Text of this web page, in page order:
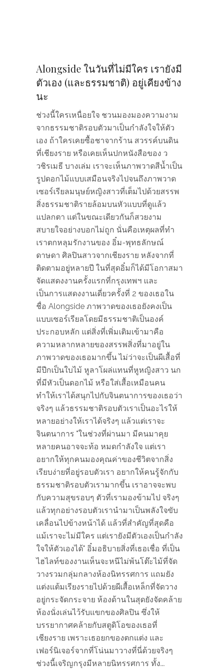
Alongside ในวันที่ไม่มีใคร เรายังมี
ตัวเอง (และธรรมชาติ) อยู่เคียงข้าง
นะ
ช่วงนี้ใครเหนื่อยใจ ชวนมองมองความงาม
จากธรรมชาติรอบตัวมาเป็นกำลังใจให้ตัว
เอง ถ้าใครเคยซื้อชาจากร้าน สวรรค์บนดิน
ที่เชียงราย หรือเคยเห็นปกหนังสือของ ว
วชิรเมธี บางเล่ม เราจะเห็นภาพวาดสีน้ำเป็น
รูปดอกไม้แบบเสมือนจริงไปจนถึงภาพวาด
เซอร์เรียลมนุษย์หญิงสาวที่เต็มไปด้วยสรรพ
สิ่งธรรมชาติรายล้อมบนหัวแบบที่ดูแล้ว
แปลกตา แต่ในขณะเดียวกันก็สวยงาม
สบายใจอย่างบอกไม่ถูก นั่นคือเหตุผลที่ทำ
เราตกหลุมรักงานของ อิ๋ม-พุทธลักษณ์
ดาษดา ศิลปินสาวจากเชียงราย หลังจากที่
ติดตามอยู่หลายปี ในที่สุดอิ๋มก็ได้มีโอกาสมา
จัดแสดงงานครั้งแรกที่กรุงเทพฯ และ
เป็นการแสดงงานเดี่ยวครั้งที่ 2 ของเธอใน
ชื่อ Alongside ภาพวาดของเธอยังคงเป็น
แบบเซอร์เรียลโดยมีธรรมชาติเป็นองค์
ประกอบหลัก แต่สิ่งที่เพิ่มเติมเข้ามาคือ
ความหลากหลายของสรรพสิ่งที่มาอยู่ใน
ภาพวาดของเธอมากขึ้น ไม่ว่าจะเป็นผีเสื้อที่
มีปีกเป็นใบไม้ หูลาโผล่แทนที่หูหญิงสาว นก
ที่มีหัวเป็นดอกไม้ หรือใส่เสื้อเหมือนคน
ทำให้เราได้สนุกไปกับจินตนาการของเธอว่า
จริงๆ แล้วธรรมชาติรอบตัวเราเป็นอะไรให้
หลายอย่างให้เราได้จริงๆ แล้วแต่เราจะ
จินตนาการ "ในช่วงที่ผ่านมา มีคนมาคุย
หลายคนอาจจะท้อ หมดกำลังใจ แต่เรา
อยากให้ทุกคนมองคุณค่าของชีวิตจากสิ่ง
เรียบง่ายที่อยู่รอบตัวเรา อยากให้คนรู้จักกับ
ธรรมชาติรอบตัวเรามากขึ้น เราอาจจะพบ
กับความสุขรอบๆ ตัวที่เรามองข้ามไป จริงๆ
แล้วทุกอย่างรอบตัวเรานำมาเป็นพลังใจขับ
เคลื่อนไปข้างหน้าได้ แล้วที่สำคัญที่สุดคือ
แม้เราจะไม่มีใคร แต่เรายังมีตัวเองเป็นกำลัง
ใจให้ตัวเองได้" อิ๋มอธิบายสิ่งที่เธอเชื่อ ที่เป็น
ไฮไลท์ของงานเห็นจะหนีไม่พ้นโต๊ะไม้ที่จัด
วางรวมกลุ่มกลางห้องนิทรรศการ แถมยัง
แต่งแต้มเรียงรายไปด้วยผีเสื้อเหล็กที่จัดวาง
อยู่กระจัดกระจาย ห้องด้านในสุดยังจัดคล้าย
ห้องนั่งเล่นไว้รับแขกของศิลปิน ซึ่งให้
บรรยากาศคล้ายกับสตูดิโอของเธอที่
เชียงราย เพราะเธอยกของตกแต่ง และ
เฟอร์นิเจอร์จากที่โน่นมาวางที่นี่ด้วยจริงๆ
ช่วงนี้เจริญกรุงมีหลายนิทรรศการ ทั้ง